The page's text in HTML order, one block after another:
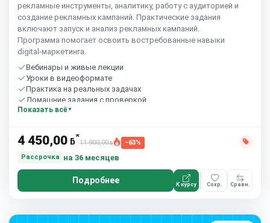
рекламные инструменты, аналитику, работу с аудиторией и
создание рекламных кампаний. Практические задания
включают запуск и анализ рекламных кампаний.
Программа помогает освоить востребованные навыки
digital‑маркетинга.
Вебинары и живые лекции
Уроки в видеоформате
Практика на реальных задачах
Домашние задания с проверкой
Сообщество студентов
Показать всё
4 450,00 ƃ*
11 900,00ƃ
−63%
Рассрочка
на 36 месяцев
Подробнее К курсу Сохр. Сравн.